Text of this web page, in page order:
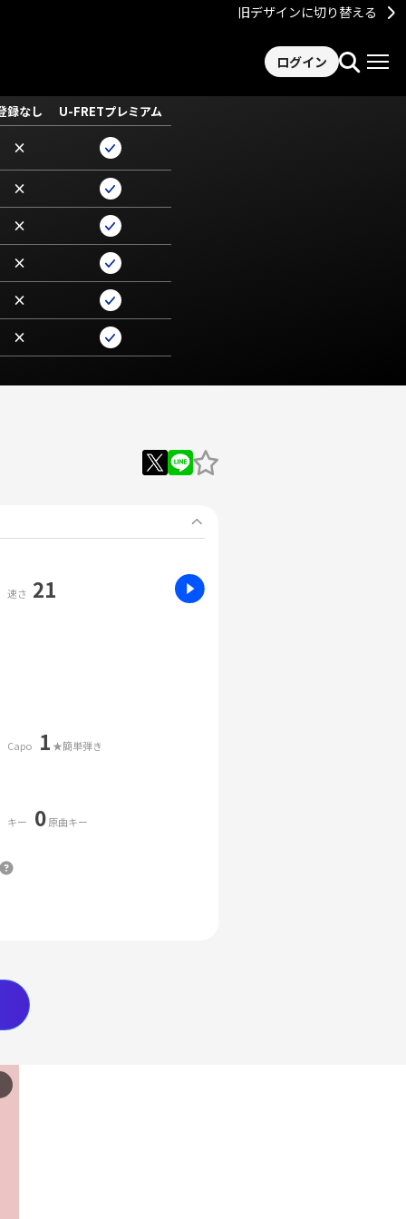
旧デザインに切り替える
ログイン
録なし U-FRETプレミアム
×
×
×
×
×
×
速さ 21
Capo 1 ★簡単弾き
キー 0原曲キー